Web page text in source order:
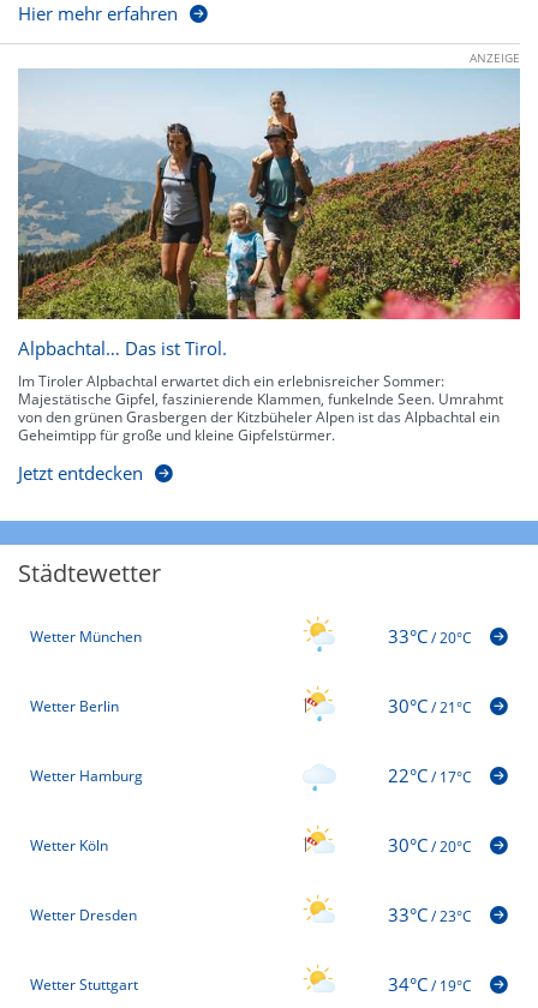
Hier mehr erfahren
ANZEIGE
Alpbachtal… Das ist Tirol.
Im Tiroler Alpbachtal erwartet dich ein erlebnisreicher Sommer:
Majestätische Gipfel, faszinierende Klammen, funkelnde Seen. Umrahmt
von den grünen Grasbergen der Kitzbüheler Alpen ist das Alpbachtal ein
Geheimtipp für große und kleine Gipfelstürmer.
Jetzt entdecken
Städtewetter
Wetter München 33°C/20°C
Wetter Berlin 30°C/21°C
Wetter Hamburg 22°C/17°C
Wetter Köln 30°C/20°C
Wetter Dresden 33°C/23°C
Wetter Stuttgart 34°C/19°C